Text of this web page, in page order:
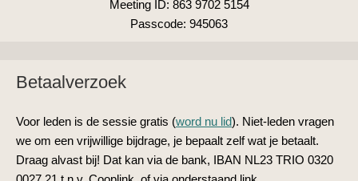
Meeting ID: 863 9702 5154
Passcode: 945063
Betaalverzoek
Voor leden is de sessie gratis (word nu lid). Niet-leden vragen
we om een vrijwillige bijdrage, je bepaalt zelf wat je betaalt.
Draag alvast bij! Dat kan via de bank, IBAN NL23 TRIO 0320